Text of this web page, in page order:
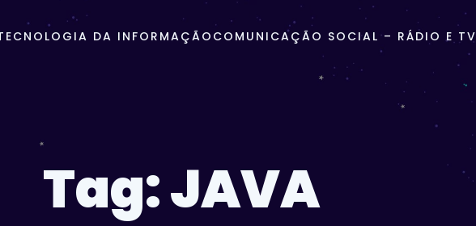
DA INFORMAÇÃO COMUNICAÇÃO SOCIAL – RÁDIO E TV
Tag:JAVA